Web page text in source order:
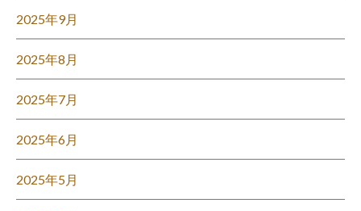
2025年9月
2025年8月
2025年7月
2025年6月
2025年5月